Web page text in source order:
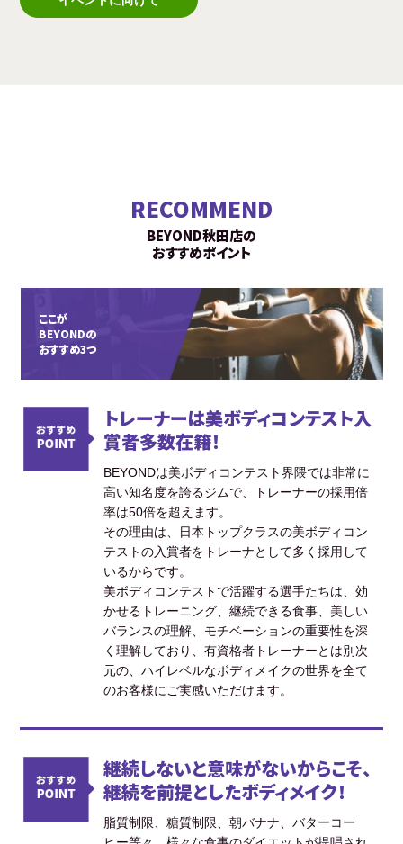
RECOMMEND
BEYOND秋田店の
おすすめポイント
ここが
BEYONDの
おすすめ3つ
トレーナーは美ボディコンテスト入
賞者多数在籍！
BEYONDは美ボディコンテスト界隈では非常に
高い知名度を誇るジムで、トレーナーの採用倍
率は50倍を超えます。
その理由は、日本トップクラスの美ボディコン
テストの入賞者をトレーナとして多く採用して
いるからです。
美ボディコンテストで活躍する選手たちは、効
かせるトレーニング、継続できる食事、美しい
バランスの理解、モチベーションの重要性を深
く理解しており、有資格者トレーナーとは別次
元の、ハイレベルなボディメイクの世界を全て
のお客様にご実感いただけます。
継続しないと意味がないからこそ、
継続を前提としたボディメイク！
脂質制限、糖質制限、朝バナナ、バターコー